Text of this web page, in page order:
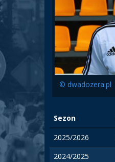
© dwadozera.pl
Sezon
2025/2026
2024/2025